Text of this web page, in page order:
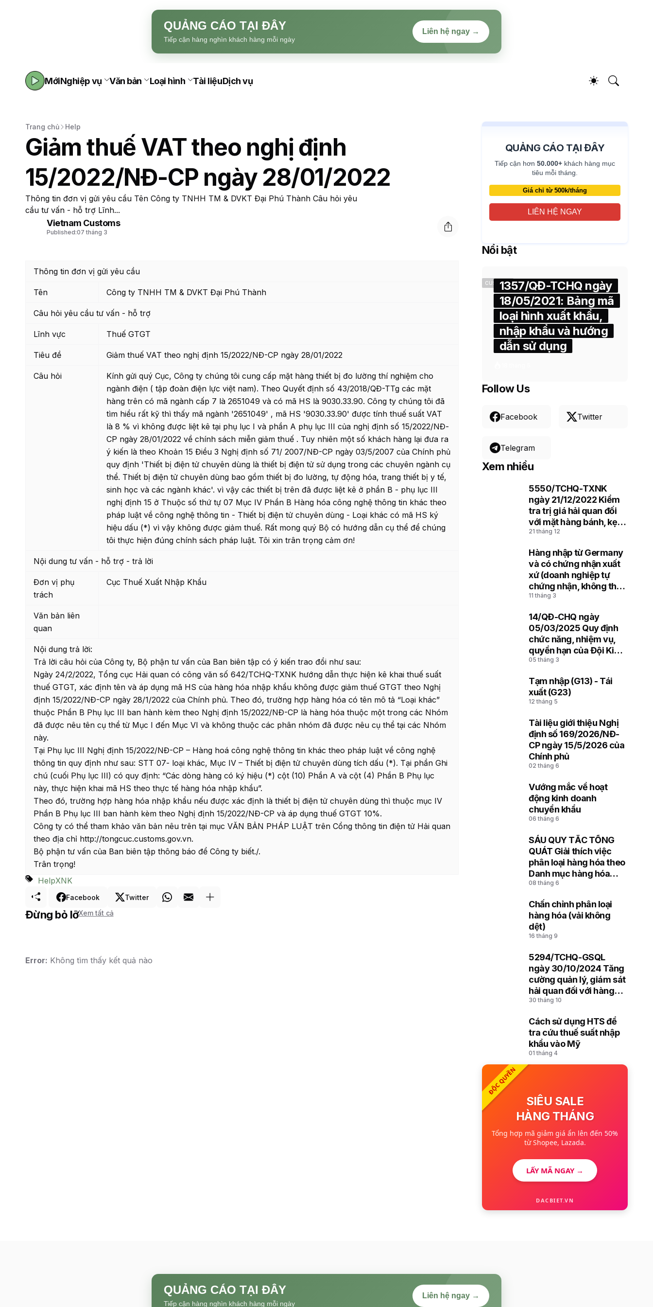
QUẢNG CÁO TẠI ĐÂY
Tiếp cận hàng nghìn khách hàng mỗi ngày
Liên hệ ngay →
MớiNghiệp vụ Văn bản Loại hình Tài liệuDịch vụ
Trang chủ Help
Giảm thuế VAT theo nghị định
15/2022/NĐ-CP ngày 28/01/2022
Thông tin đơn vị gửi yêu cầu Tên Công ty TNHH TM & DVKT Đại Phú Thành Câu hỏi yêu
cầu tư vấn - hỗ trợ Lĩnh...
Vietnam Customs
Published:07 tháng 3
Thông tin đơn vị gửi yêu cầu
Tên Công ty TNHH TM & DVKT Đại Phú Thành
Câu hỏi yêu cầu tư vấn - hỗ trợ
Lĩnh vực Thuế GTGT
Tiêu đề Giảm thuế VAT theo nghị định 15/2022/NĐ-CP ngày 28/01/2022
Câu hỏi
Kính gửi quý Cục, Công ty chúng tôi cung cấp mặt hàng thiết bị đo lường thí nghiệm cho
ngành điện ( tập đoàn điện lực việt nam). Theo Quyết định số 43/2018/QĐ-TTg các mặt
hàng trên có mã ngành cấp 7 là 2651049 và có mã HS là 9030.33.90. Công ty chúng tôi đã
tìm hiểu rất kỹ thì thấy mã ngành '2651049' , mã HS '9030.33.90' được tính thuế suất VAT
là 8 % vì không được liệt kê tại phụ lục I và phần A phụ lục III của nghị định số 15/2022/NĐ-
CP ngày 28/01/2022 về chính sách miễn giảm thuế . Tuy nhiên một số khách hàng lại đưa ra
ý kiến là theo Khoản 15 Điều 3 Nghị định số 71/ 2007/NĐ-CP ngày 03/5/2007 của Chính phủ
quy định 'Thiết bị điện tử chuyên dùng là thiết bị điện tử sử dụng trong các chuyên ngành cụ
thể. Thiết bị điện tử chuyên dùng bao gồm thiết bị đo lường, tự động hóa, trang thiết bị y tế,
sinh học và các ngành khác'. vì vậy các thiết bị trên đã được liệt kê ở phần B - phụ lục III
nghị định 15 ở Thuộc số thứ tự 07 Mục IV Phần B Hàng hóa công nghệ thông tin khác theo
pháp luật về công nghệ thông tin - Thiết bị điện tử chuyên dùng - Loại khác có mã HS ký
hiệu dấu (*) vì vậy không được giảm thuế. Rất mong quý Bộ có hướng dẫn cụ thể để chúng
tôi thực hiện đúng chính sách pháp luật. Tôi xin trân trọng cảm ơn!
Nội dung tư vấn - hỗ trợ - trả lời
Đơn vị phụ
trách
Cục Thuế Xuất Nhập Khẩu
Văn bản liên
quan
Nội dung trả lời:
Trả lời câu hỏi của Công ty, Bộ phận tư vấn của Ban biên tập có ý kiến trao đổi như sau:
Ngày 24/2/2022, Tổng cục Hải quan có công văn số 642/TCHQ-TXNK hướng dẫn thực hiện kê khai thuế suất
thuế GTGT, xác định tên và áp dụng mã HS của hàng hóa nhập khẩu không được giảm thuế GTGT theo Nghị
định 15/2022/NĐ-CP ngày 28/1/2022 của Chính phủ. Theo đó, trường hợp hàng hóa có tên mô tả “Loại khác”
thuộc Phần B Phụ lục III ban hành kèm theo Nghị định 15/2022/NĐ-CP là hàng hóa thuộc một trong các Nhóm
đã được nêu tên cụ thể từ Mục I đến Mục VI và không thuộc các phân nhóm đã được nêu cụ thể tại các Nhóm
này.
Tại Phụ lục III Nghị định 15/2022/NĐ-CP – Hàng hoá công nghệ thông tin khác theo pháp luật về công nghệ
thông tin quy định như sau: STT 07- loại khác, Mục IV – Thiết bị điện tử chuyên dùng tích dấu (*). Tại phần Ghi
chú (cuối Phụ lục III) có quy định: “Các dòng hàng có ký hiệu (*) cột (10) Phần A và cột (4) Phần B Phụ lục
này, thực hiện khai mã HS theo thực tế hàng hóa nhập khẩu”.
Theo đó, trường hợp hàng hóa nhập khẩu nếu được xác định là thiết bị điện tử chuyên dùng thì thuộc mục IV
Phần B Phụ lục III ban hành kèm theo Nghị định 15/2022/NĐ-CP và áp dụng thuế GTGT 10%.
Công ty có thể tham khảo văn bản nêu trên tại mục VĂN BẢN PHÁP LUẬT trên Cổng thông tin điện tử Hải quan
theo địa chỉ http://tongcuc.customs.gov.vn.
Bộ phận tư vấn của Ban biên tập thông báo để Công ty biết./.
Trân trọng!
HelpXNK
Facebook Twitter
Đừng bỏ lỡXem tất cả
Error: Không tìm thấy kết quả nào
QUẢNG CÁO TẠI ĐÂY
Tiếp cận hơn 50.000+ khách hàng mục
tiêu mỗi tháng.
Giá chỉ từ 500k/tháng
LIÊN HỆ NGAY
Nổi bật
CUSTOMS1357/QĐ-TCHQ ngày
18/05/2021: Bảng mã
loại hình xuất khẩu,
nhập khẩu và hướng
dẫn sử dụng
Follow Us
Facebook Twitter
Telegram
Xem nhiều
5550/TCHQ-TXNK
ngày 21/12/2022 Kiểm
tra trị giá hải quan đối
với mặt hàng bánh, kẹo
nhập khẩu
21 tháng 12
Hàng nhập từ Germany
và có chứng nhận xuất
xứ (doanh nghiệp tự
chứng nhận, không thể
hiện mã REX)
11 tháng 3
14/QĐ-CHQ ngày
05/03/2025 Quy định
chức năng, nhiệm vụ,
quyền hạn của Đội Kiểm
soát hải quan thuộc Chi
05 tháng 3
Tạm nhập (G13) - Tái
xuất (G23)
12 tháng 5
Tài liệu giới thiệu Nghị
định số 169/2026/NĐ-
CP ngày 15/5/2026 của
Chính phủ
02 tháng 6
Vướng mắc về hoạt
động kinh doanh
chuyển khẩu
06 tháng 6
SÁU QUY TẮC TỔNG
QUÁT Giải thích việc
phân loại hàng hóa theo
Danh mục hàng hóa
xuất khẩu, nhập khẩu
thống hài hòa mô tả và
mã hóa hàng hóa (HS)
của Tổ chức Hải quan
thế giới
08 tháng 6
Chấn chỉnh phân loại
hàng hóa (vải không
dệt)
16 tháng 9
5294/TCHQ-GSQL
ngày 30/10/2024 Tăng
cường quản lý, giám sát
hải quan đối với hàng
hóa đưa vào lưu giữ,
30 tháng 10
Cách sử dụng HTS để
tra cứu thuế suất nhập
khẩu vào Mỹ
01 tháng 4
ĐỘC QUYỀN
SIÊU SALE
HÀNG THÁNG
Tổng hợp mã giảm giá ẩn lên đến 50%
từ Shopee, Lazada.
LẤY MÃ NGAY →
DACBIET.VN
QUẢNG CÁO TẠI ĐÂY
Tiếp cận hàng nghìn khách hàng mỗi ngày
Liên hệ ngay →